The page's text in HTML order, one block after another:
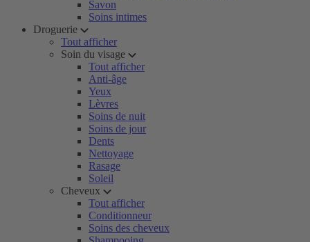
Savon
Soins intimes
Droguerie
Tout afficher
Soin du visage
Tout afficher
Anti-âge
Yeux
Lèvres
Soins de nuit
Soins de jour
Dents
Nettoyage
Rasage
Soleil
Cheveux
Tout afficher
Conditionneur
Soins des cheveux